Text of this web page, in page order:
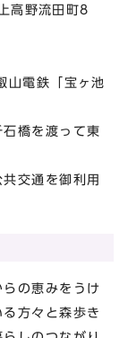
高野流田町8
山電鉄「宝ヶ池
橋を渡って東
交通を御利用
の恵みをうけ
方々と森歩き